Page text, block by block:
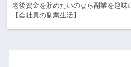
老後資金を貯めたいのなら副業を趣味
【会社員の副業生活】